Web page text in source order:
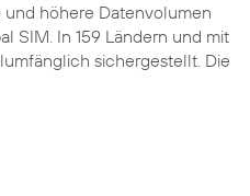
höhere Datenvolumen
SIM. In 159 Ländern und mit
sichergestellt. Die